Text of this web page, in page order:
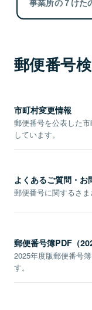
郵便番号
市町村変更情報
郵便番号を公表した
しています。
よくあるご質問・お
郵便番号に関するさま
郵便番号簿PDF（
2025年度版郵便番号
す。